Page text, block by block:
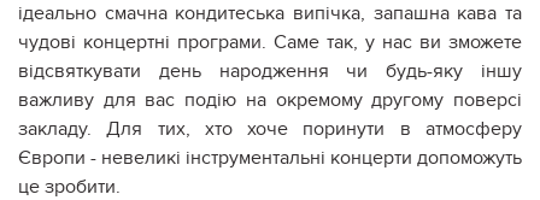
ідеально смачна кондитеська випічка, запашна кава та
чудові концертні програми. Саме так, у нас ви зможете
відсвяткувати день народження чи будь-яку іншу
важливу для вас подію на окремому другому поверсі
закладу. Для тих, хто хоче поринути в атмосферу
Європи - невеликі інструментальні концерти допоможуть
це зробити.